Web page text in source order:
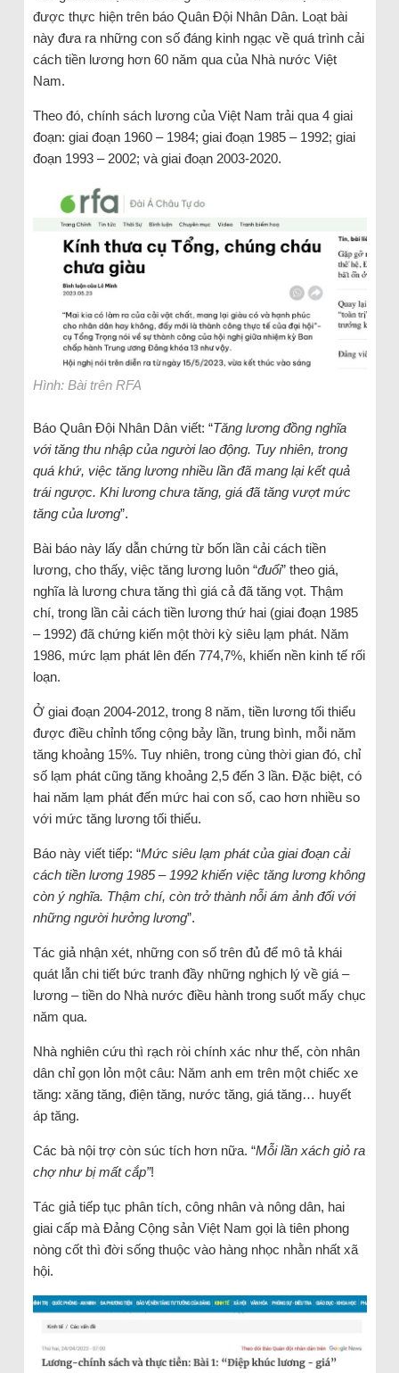
được thực hiện trên báo Quân Đội Nhân Dân. Loạt bài
này đưa ra những con số đáng kinh ngạc về quá trình cải
cách tiền lương hơn 60 năm qua của Nhà nước Việt
Nam.
Theo đó, chính sách lương của Việt Nam trải qua 4 giai
đoạn: giai đoạn 1960 – 1984; giai đoạn 1985 – 1992; giai
đoạn 1993 – 2002; và giai đoạn 2003-2020.
Hình: Bài trên RFA
Báo Quân Đội Nhân Dân viết: “Tăng lương đồng nghĩa
với tăng thu nhập của người lao động. Tuy nhiên, trong
quá khứ, việc tăng lương nhiều lần đã mang lại kết quả
trái ngược. Khi lương chưa tăng, giá đã tăng vượt mức
tăng của lương”.
Bài báo này lấy dẫn chứng từ bốn lần cải cách tiền
lương, cho thấy, việc tăng lương luôn “đuổi” theo giá,
nghĩa là lương chưa tăng thì giá cả đã tăng vọt. Thậm
chí, trong lần cải cách tiền lương thứ hai (giai đoạn 1985
– 1992) đã chứng kiến một thời kỳ siêu lạm phát. Năm
1986, mức lạm phát lên đến 774,7%, khiến nền kinh tế rối
loạn.
Ở giai đoạn 2004-2012, trong 8 năm, tiền lương tối thiểu
được điều chỉnh tổng cộng bảy lần, trung bình, mỗi năm
tăng khoảng 15%. Tuy nhiên, trong cùng thời gian đó, chỉ
số lạm phát cũng tăng khoảng 2,5 đến 3 lần. Đặc biệt, có
hai năm lạm phát đến mức hai con số, cao hơn nhiều so
với mức tăng lương tối thiểu.
Báo này viết tiếp: “Mức siêu lạm phát của giai đoạn cải
cách tiền lương 1985 – 1992 khiến việc tăng lương không
còn ý nghĩa. Thậm chí, còn trở thành nỗi ám ảnh đối với
những người hưởng lương”.
Tác giả nhận xét, những con số trên đủ để mô tả khái
quát lẫn chi tiết bức tranh đầy những nghịch lý về giá –
lương – tiền do Nhà nước điều hành trong suốt mấy chục
năm qua.
Nhà nghiên cứu thì rạch ròi chính xác như thế, còn nhân
dân chỉ gọn lỏn một câu: Năm anh em trên một chiếc xe
tăng: xăng tăng, điện tăng, nước tăng, giá tăng… huyết
áp tăng.
Các bà nội trợ còn súc tích hơn nữa. “Mỗi lần xách giỏ ra
chợ như bị mất cắp”!
Tác giả tiếp tục phân tích, công nhân và nông dân, hai
giai cấp mà Đảng Cộng sản Việt Nam gọi là tiên phong
nòng cốt thì đời sống thuộc vào hàng nhọc nhằn nhất xã
hội.